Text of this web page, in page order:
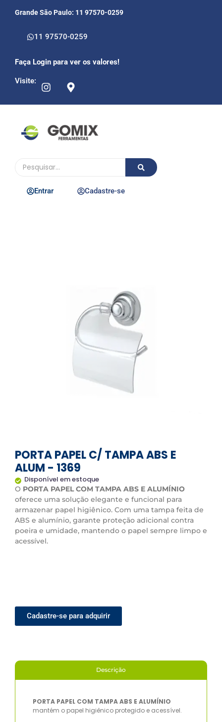
Grande São Paulo: 11 97570-0259
11 97570-0259
Faça Login para ver os valores!
Visite:
Entrar Cadastre-se
PORTA PAPEL C/ TAMPA ABS E
ALUM - 1369
Disponível em estoque
O PORTA PAPEL COM TAMPA ABS E ALUMÍNIO
oferece uma solução elegante e funcional para
armazenar papel higiênico. Com uma tampa feita de
ABS e alumínio, garante proteção adicional contra
poeira e umidade, mantendo o papel sempre limpo e
acessível.
Cadastre-se para adquirir
Descrição
PORTA PAPEL COM TAMPA ABS E ALUMÍNIO
mantém o papel higiênico protegido e acessível.